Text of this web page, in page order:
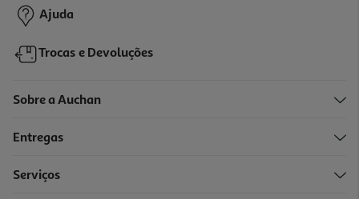
Ajuda
Trocas e Devoluções
Sobre a Auchan
Entregas
Serviços